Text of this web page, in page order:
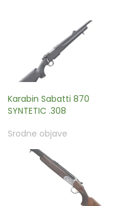
Karabin Sabatti 870
SYNTETIC .308
Srodne objave